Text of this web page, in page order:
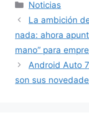
Categorías
Noticias
La ambición
nada: ahora
mano” para
Android Auto
son sus